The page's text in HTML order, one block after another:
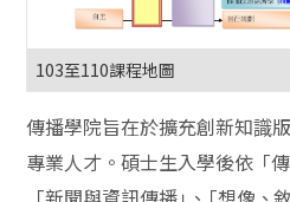
103至110課程地圖
傳播學院旨在於擴充創新知識版
專業人才。 碩士生入學後依「